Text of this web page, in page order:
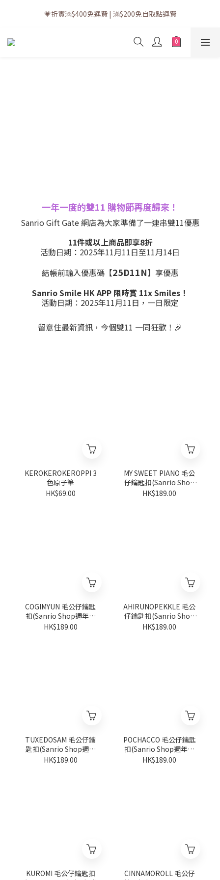
💗訂單一般送貨時間為3至5個工作天 (星期六、日及公眾假期並非
工作天)
💗折實滿$400免運費 | 滿$200免自取點運費
💗立即下載全新會員APP享有專屬會員禮遇
一年一度的雙11 購物節再度歸來！
Sanrio Gift Gate 網店為大家準備了一連串雙11優惠
11件或以上商品即享8折
活動日期：2025年11月11日至11月14日
結帳前輸入優惠碼【25D11N】享優惠
Sanrio Smile HK APP 限時賞 11x Smiles！
活動日期：2025年11月11日，一日限定
留意住最新資訊，今個雙11 一同狂歡！🎉
KEROKEROKEROPPI 3
色原子筆
HK$69.00
MY SWEET PIANO 毛公
仔鑰匙扣(Sanrio Shop
週年系列)
HK$189.00
COGIMYUN 毛公仔鑰匙
扣(Sanrio Shop週年系
列)
HK$189.00
AHIRUNOPEKKLE 毛公
仔鑰匙扣(Sanrio Shop
週年系列)
HK$189.00
TUXEDOSAM 毛公仔鑰
匙扣(Sanrio Shop週年
系列)
HK$189.00
POCHACCO 毛公仔鑰匙
扣(Sanrio Shop週年系
列)
HK$189.00
KUROMI 毛公仔鑰匙扣
CINNAMOROLL 毛公仔